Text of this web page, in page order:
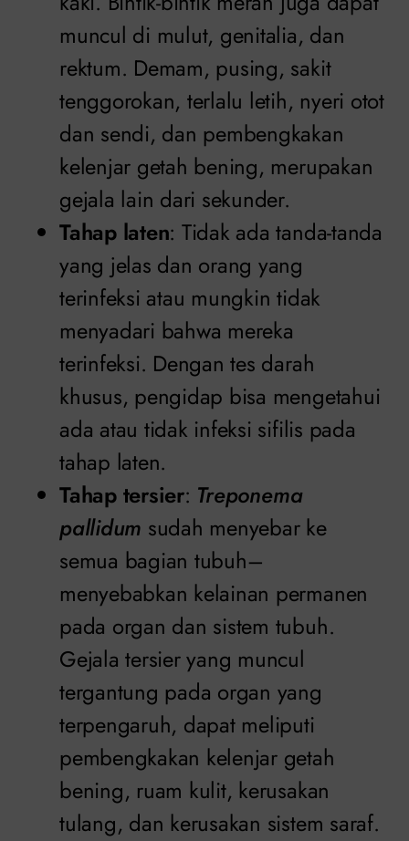
muncul di mulut, genitalia, dan
rektum. Demam, pusing, sakit
tenggorokan, terlalu letih, nyeri otot
dan sendi, dan pembengkakan
kelenjar getah bening, merupakan
gejala lain dari sekunder.
Tahap laten: Tidak ada tanda-tanda
yang jelas dan orang yang
terinfeksi atau mungkin tidak
menyadari bahwa mereka
terinfeksi. Dengan tes darah
khusus, pengidap bisa mengetahui
ada atau tidak infeksi sifilis pada
tahap laten.
Tahap tersier: Treponema
pallidum sudah menyebar ke
semua bagian tubuh–
menyebabkan kelainan permanen
pada organ dan sistem tubuh.
Gejala tersier yang muncul
tergantung pada organ yang
terpengaruh, dapat meliputi
pembengkakan kelenjar getah
bening, ruam kulit, kerusakan
tulang, dan kerusakan sistem saraf.